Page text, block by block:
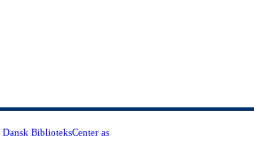
Dansk BiblioteksCenter as